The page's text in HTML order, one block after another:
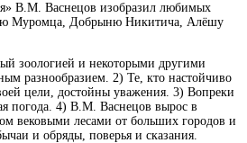
В.М. Васнецов изобразил любимых
Муромца, Добрыню Никитича, Алёшу
зоологией и некоторыми другими
разнообразием. 2) Те, кто настойчиво
цели, достойны уважения. 3) Вопреки
погода. 4) В.М. Васнецов вырос в
вековыми лесами от больших городов и
и обряды, поверья и сказания.